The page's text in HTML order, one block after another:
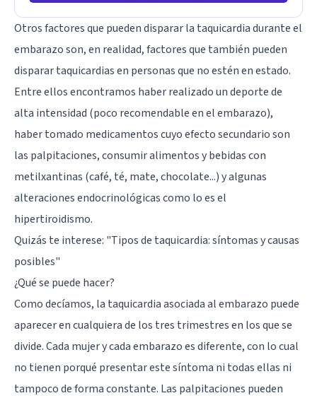
Otros factores que pueden disparar la taquicardia durante el
embarazo son, en realidad, factores que también pueden
disparar taquicardias en personas que no estén en estado.
Entre ellos encontramos haber realizado un deporte de
alta intensidad (poco recomendable en el embarazo),
haber tomado medicamentos cuyo efecto secundario son
las palpitaciones, consumir alimentos y bebidas con
metilxantinas (café, té, mate, chocolate...) y algunas
alteraciones endocrinológicas como lo es el
hipertiroidismo.
Quizás te interese: "Tipos de taquicardia: síntomas y causas
posibles"
¿Qué se puede hacer?
Como decíamos, la taquicardia asociada al embarazo puede
aparecer en cualquiera de los tres trimestres en los que se
divide. Cada mujer y cada embarazo es diferente, con lo cual
no tienen porqué presentar este síntoma ni todas ellas ni
tampoco de forma constante. Las palpitaciones pueden